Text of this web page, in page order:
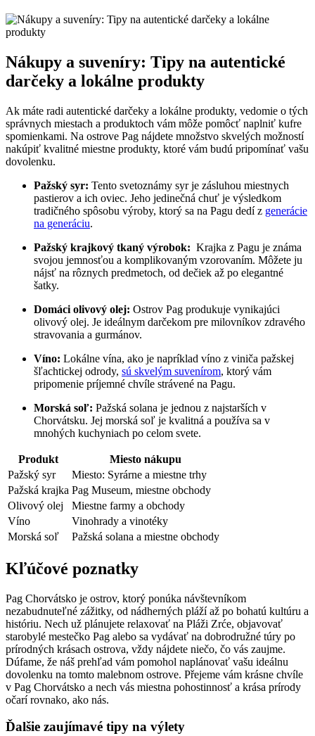
Nákupy a suveníry: Tipy na autentické
darčeky a lokálne produkty
Ak máte radi autentické darčeky a lokálne produkty, vedomie o tých
správnych miestach a produktoch vám môže pomôcť naplniť kufre
⁢spomienkami. Na ostrove Pag nájdete množstvo skvelých možností
nakúpiť kvalitné miestne produkty,​ ktoré vám budú pripomínať vašu
dovolenku.
Pažský syr: Tento svetoznámy syr je zásluhou miestnych
pastierov a ich oviec. Jeho jedinečná ⁣chuť je výsledkom
tradičného ⁤spôsobu výroby, ktorý sa na Pagu dedí z generácie
na⁣ generáciu.
Pažský krajkový tkaný výrobok: ‌ Krajka z Pagu je známa
svojou jemnosťou a komplikovaným vzorovaním. Môžete ju
nájsť na rôznych predmetoch, od⁢ dečiek až⁢ po elegantné
šatky.
Domáci olivový olej: Ostrov ⁢Pag produkuje vynikajúci
olivový olej. Je ideálnym ⁣darčekom pre milovníkov zdravého
stravovania a gurmánov.
Víno: Lokálne vína, ako je napríklad víno z viniča pažskej
šľachtickej odrody, sú skvelým suvenírom, ktorý⁤ vám
pripomenie príjemné chvíle strávené na Pagu.
Morská soľ: ​Pažská solana je jednou z⁣ najstarších v
Chorvátsku. Jej⁤ morská soľ je‍ kvalitná a používa​ sa v
mnohých ⁢kuchyniach po celom svete.
Produkt
Miesto nákupu
Pažský syr
Miesto: Syrárne a miestne ⁢trhy
Pažská krajka Pag​ Museum, miestne obchody
Olivový olej
Miestne farmy a obchody
Víno
Vinohrady a vinotéky
Morská soľ
Pažská solana a miestne obchody
Kľúčové poznatky
Pag⁤ Chorvátsko je ostrov, ‌ktorý ponúka návštevníkom
nezabudnuteľné zážitky,​ od nádherných pláží až po bohatú‍ kultúru a
históriu. Nech už plánujete relaxovať na Pláži Zrće, objavovať
starobylé mestečko Pag alebo sa vydávať na dobrodružné túry po
prírodných krásach ostrova, vždy ​nájdete niečo, čo vás zaujme.
Dúfame, že náš prehľad vám pomohol naplánovať vašu ideálnu
dovolenku na tomto malebnom ostrove. Přejeme vám krásne chvíle
v Pag Chorvátsko a nech vás miestna pohostinnosť a krása prírody
očarí rovnako, ako nás.
Ďalšie zaujímavé tipy na výlety